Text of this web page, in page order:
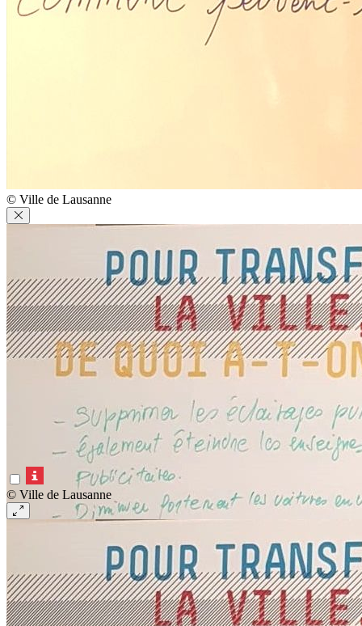
© Ville de Lausanne
© Ville de Lausanne